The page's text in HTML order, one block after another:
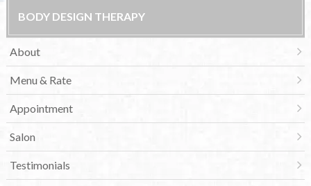
BODY DESIGN THERAPY
About
Menu & Rate
Appointment
Salon
Testimonials